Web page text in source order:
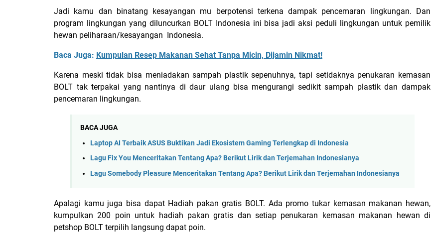
Jadi kamu dan binatang kesayangan mu berpotensi terkena dampak pencemaran lingkungan. Dan
program lingkungan yang diluncurkan BOLT Indonesia ini bisa jadi aksi peduli lingkungan untuk pemilik
hewan peliharaan/kesayangan Indonesia.
Baca Juga: Kumpulan Resep Makanan Sehat Tanpa Micin, Dijamin Nikmat!
Karena meski tidak bisa meniadakan sampah plastik sepenuhnya, tapi setidaknya penukaran kemasan
BOLT tak terpakai yang nantinya di daur ulang bisa mengurangi sedikit sampah plastik dan dampak
pencemaran lingkungan.
BACA JUGA
Laptop AI Terbaik ASUS Buktikan Jadi Ekosistem Gaming Terlengkap di Indonesia
Lagu Fix You Menceritakan Tentang Apa? Berikut Lirik dan Terjemahan Indonesianya
Lagu Somebody Pleasure Menceritakan Tentang Apa? Berikut Lirik dan Terjemahan Indonesianya
Apalagi kamu juga bisa dapat Hadiah pakan gratis BOLT. Ada promo tukar kemasan makanan hewan,
kumpulkan 200 poin untuk hadiah pakan gratis dan setiap penukaran kemasan makanan hewan di
petshop BOLT terpilih langsung dapat poin.